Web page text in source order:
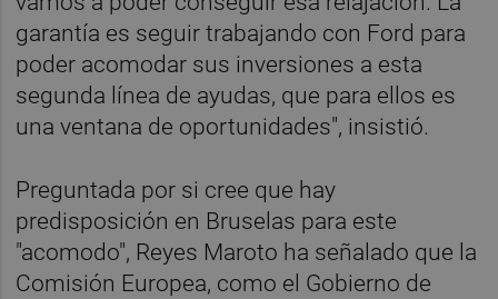
garantía es seguir trabajando con Ford para
poder acomodar sus inversiones a esta
segunda línea de ayudas, que para ellos es
una ventana de oportunidades", insistió.
Preguntada por si cree que hay
predisposición en Bruselas para este
"acomodo", Reyes Maroto ha señalado que la
Comisión Europea, como el Gobierno de